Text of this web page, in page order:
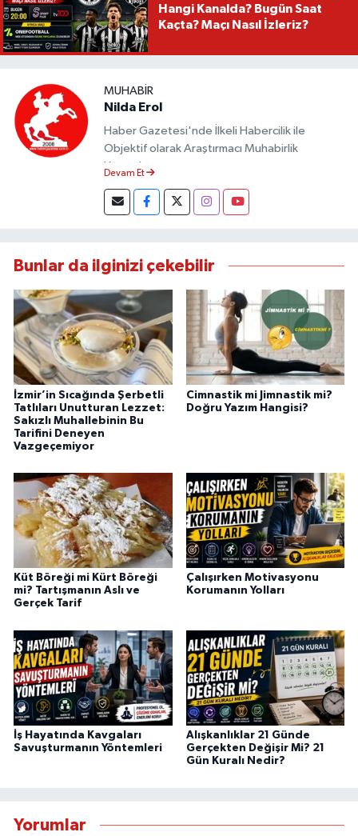
Hangi Kanalda? Bugün Saat
Kaçta? Maçı Nasıl İzleriz?
MUHABIR
Nilda Erol
Haber Gazetesi'nde İlkeli Habercilik ile
Objektif olarak Araştırmacı Muhabirlik
Yapmaktayım.
Devam Et
Bunlar da ilginizi çekebilir
İzmir’in Sıcağında Şerbetli
Tatlıları Unutturan Lezzet:
Sakızlı Muhallebinin Bu
Tarifini Deneyen
Vazgeçemiyor
Cimnastik mi Jimnastik mi?
Doğru Yazım Hangisi?
Küt Böreği mi Kürt Böreği
mi? Tartışmanın Aslı ve
Gerçek Tarif
Çalışırken Motivasyonu
Korumanın Yolları
İş Hayatında Kavgaları
Savuşturmanın Yöntemleri
Alışkanlıklar 21 Günde
Gerçekten Değişir Mi? 21
Gün Kuralı Nedir?
Yorumlar